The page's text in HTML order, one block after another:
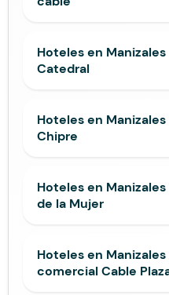
Hoteles en
Catedral
Hoteles en
Chipre
Hoteles en
de la Mujer
Hoteles en
comercial Cable